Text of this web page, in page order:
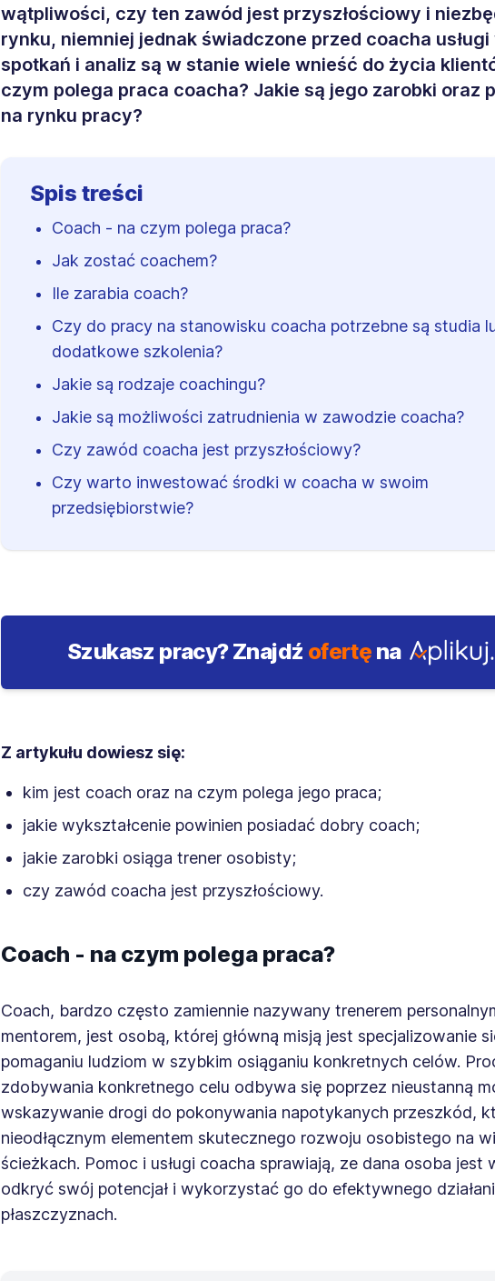
wątpliwości, czy ten zawód jest przyszłościowy i
rynku, niemniej jednak świadczone przed coacha
spotkań i analiz są w stanie wiele wnieść do życia
czym polega praca coacha? Jakie są jego zarobki oraz
na rynku pracy?
Spis treści
Coach - na czym polega praca?
Jak zostać coachem?
Ile zarabia coach?
Czy do pracy na stanowisku coacha potrzebne są studia
dodatkowe szkolenia?
Jakie są rodzaje coachingu?
Jakie są możliwości zatrudnienia w zawodzie coacha?
Czy zawód coacha jest przyszłościowy?
Czy warto inwestować środki w coacha w swoim
przedsiębiorstwie?
Szukasz pracy?Znajdź ofertę na
Z artykułu dowiesz się:
kim jest coach oraz na czym polega jego praca;
jakie wykształcenie powinien posiadać dobry coach;
jakie zarobki osiąga trener osobisty;
czy zawód coacha jest przyszłościowy.
Coach - na czym polega praca?
Coach, bardzo często zamiennie nazywany trenerem
mentorem, jest osobą, której główną misją jest specjalizowanie
pomaganiu ludziom w szybkim osiąganiu konkretnych celów.
zdobywania konkretnego celu odbywa się poprzez nieustanną
wskazywanie drogi do pokonywania napotykanych przeszkód,
nieodłącznym elementem skutecznego rozwoju osobistego na
ścieżkach. Pomoc i usługi coacha sprawiają, ze dana osoba jest
odkryć swój potencjał i wykorzystać go do efektywnego
płaszczyznach.